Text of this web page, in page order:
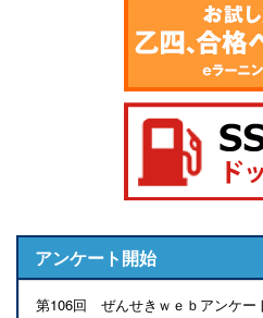
アンケート開始
第106回 ぜんせきｗｅｂアンケー